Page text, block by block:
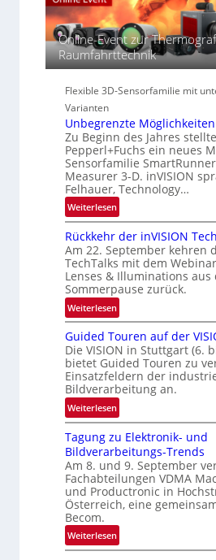
S
e
r
i
e
-
B
-
R
u
n
d
e
R
e
g
i
o
n
t
r
a
N
e
w
s
‘
Online-Event zur
Raumfahrttechnik
Flexible 3D-Sensorfamilie mit
Varianten
Unbegrenzte Möglichkeiten
Zu Beginn des Jahres stellte
Pepperl+Fuchs ein neues
Sensorfamilie
Measurer 3-D. inVISION
Felhauer, Technology…
Weiterlesen:
U
n
b
e
g
r
e
z
t
e
M
ö
g
l
i
c
h
k
i
t
Rückkehr der inVISION
Am 22. September kehren
TechTalks mit dem
Lenses & Illuminations aus
Sommerpause zurück.
Weiterlesen:
R
ü
c
k
k
e
h
d
e
r
i
n
V
I
S
Guided Touren auf der
Die VISION in Stuttgart (6.
bietet Guided Touren zu
Einsatzfeldern der
Bildverarbeitung an.
Weiterlesen:
G
u
i
d
e
d
o
u
Tagung zu Elektronik- und
Bildverarbeitungs-Trends
Am 8. und 9. September
Fachabteilungen VDMA
und Productronic in
Österreich, eine
Becom.
Weiterlesen:
T